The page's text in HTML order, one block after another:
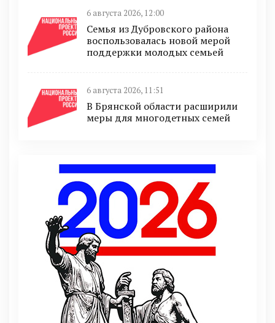
6 августа 2026, 12:00
Семья из Дубровского района
воспользовалась новой мерой
поддержки молодых семьей
6 августа 2026, 11:51
В Брянской области расширили
меры для многодетных семей